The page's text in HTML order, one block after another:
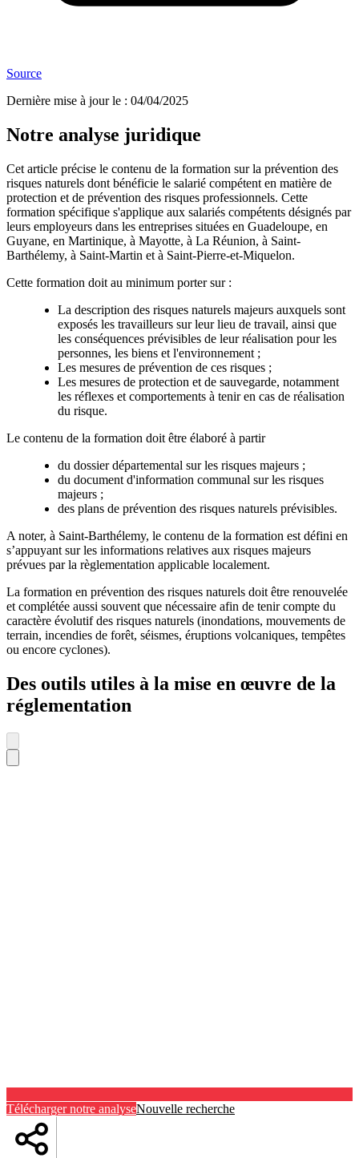
Source
Dernière mise à jour le : 04/04/2025
Notre analyse juridique
Cet article précise le contenu de la formation sur la prévention des
risques naturels dont bénéficie le salarié compétent en matière de
protection et de prévention des risques professionnels. Cette
formation spécifique s'applique aux salariés compétents désignés par
leurs employeurs dans les entreprises situées en Guadeloupe, en
Guyane, en Martinique, à Mayotte, à La Réunion, à Saint-
Barthélemy, à Saint-Martin et à Saint-Pierre-et-Miquelon.
Cette formation doit au minimum porter sur :
La description des risques naturels majeurs auxquels sont
exposés les travailleurs sur leur lieu de travail, ainsi que
les conséquences prévisibles de leur réalisation pour les
personnes, les biens et l'environnement ;
Les mesures de prévention de ces risques ;
Les mesures de protection et de sauvegarde, notamment
les réflexes et comportements à tenir en cas de réalisation
du risque.
Le contenu de la formation doit être élaboré à partir
du dossier départemental sur les risques majeurs ;
du document d'information communal sur les risques
majeurs ;
des plans de prévention des risques naturels prévisibles.
A noter, à Saint-Barthélemy, le contenu de la formation est défini en
s’appuyant sur les informations relatives aux risques majeurs
prévues par la règlementation applicable localement.
La formation en prévention des risques naturels doit être renouvelée
et complétée aussi souvent que nécessaire afin de tenir compte du
caractère évolutif des risques naturels (inondations, mouvements de
terrain, incendies de forêt, séismes, éruptions volcaniques, tempêtes
ou encore cyclones).
Des outils utiles à la mise en œuvre de la
réglementation
Télécharger notre analyseNouvelle recherche